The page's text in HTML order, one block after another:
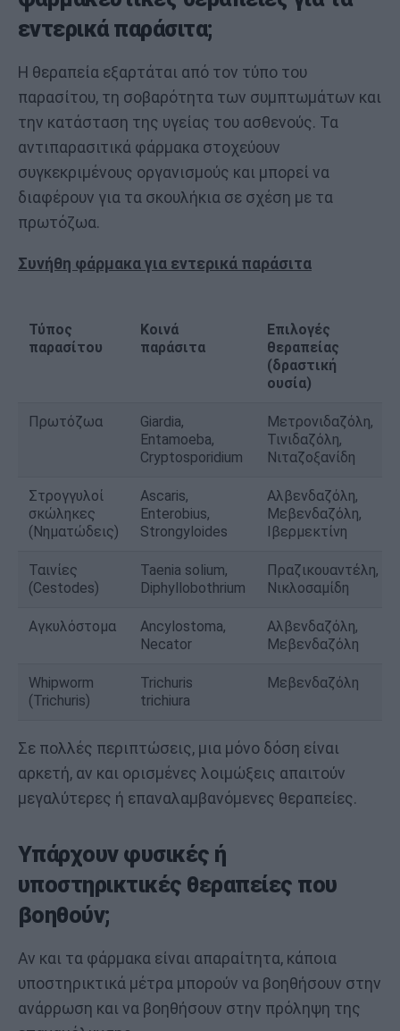
εντερικά παράσιτα;
Η θεραπεία εξαρτάται από τον τύπο του
παρασίτου, τη σοβαρότητα των συμπτωμάτων και
την κατάσταση της υγείας του ασθενούς. Τα
αντιπαρασιτικά φάρμακα στοχεύουν
συγκεκριμένους οργανισμούς και μπορεί να
διαφέρουν για τα σκουλήκια σε σχέση με τα
πρωτόζωα.
Συνήθη φάρμακα για εντερικά παράσιτα
Τύπος
παρασίτου
Κοινά
παράσιτα
Επιλογές
θεραπείας
(δραστική
ουσία)
Πρωτόζωα
Giardia,
Entamoeba,
Cryptosporidium
Μετρονιδαζόλη,
Τινιδαζόλη,
Νιταζοξανίδη
Στρογγυλοί
σκώληκες
(Νηματώδεις)
Ascaris,
Enterobius,
Strongyloides
Αλβενδαζόλη,
Μεβενδαζόλη,
Ιβερμεκτίνη
Ταινίες
(Cestodes)
Taenia solium,
Diphyllobothrium
Πραζικουαντέλη,
Νικλοσαμίδη
Αγκυλόστομα
Ancylostoma,
Necator
Αλβενδαζόλη,
Μεβενδαζόλη
Whipworm
(Trichuris)
Trichuris
trichiura
Μεβενδαζόλη
Σε πολλές περιπτώσεις, μια μόνο δόση είναι
αρκετή, αν και ορισμένες λοιμώξεις απαιτούν
μεγαλύτερες ή επαναλαμβανόμενες θεραπείες.
Υπάρχουν φυσικές ή
υποστηρικτικές θεραπείες που
βοηθούν;
Αν και τα φάρμακα είναι απαραίτητα, κάποια
υποστηρικτικά μέτρα μπορούν να βοηθήσουν στην
ανάρρωση και να βοηθήσουν στην πρόληψη της